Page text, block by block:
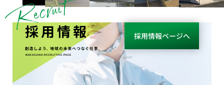
採用情報 採用情報ページへ